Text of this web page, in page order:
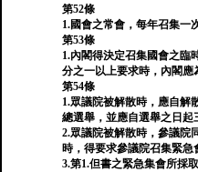
第52條
1.國會之常會，每年召集一次
第53條
1.內閣得決定召集國會之臨
分之一以上要求時，內閣應
第54條
1.眾議院被解散時，應自解
總選舉，並應自選舉之日起
2.眾議院被解散時，參議院
時，得要求參議院召集緊急
3.第1.但書之緊急集會所採